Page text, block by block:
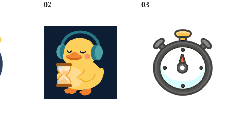
02 03